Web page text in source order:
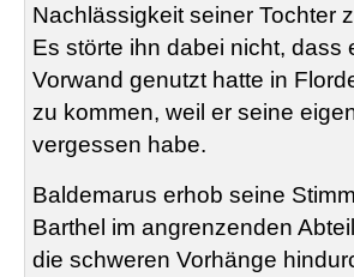
Nachlässigkeit seiner Tochter
Es störte ihn dabei nicht, dass
Vorwand genutzt hatte in
zu kommen, weil er seine
vergessen habe.
Baldemarus erhob seine
Barthel im angrenzenden
die schweren Vorhänge